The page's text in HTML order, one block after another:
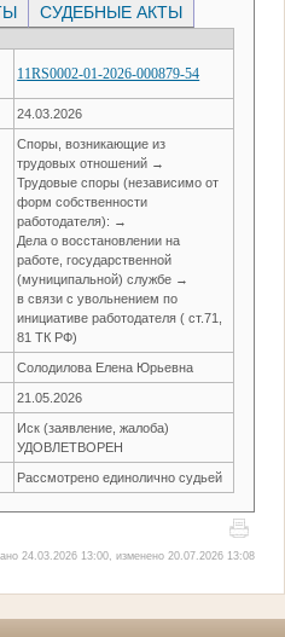
СУДЕБНЫЕ АКТЫ
11RS0002-01-2026-000879-54
24.03.2026
Споры, возникающие из
трудовых отношений →
Трудовые споры (независимо от
форм собственности
работодателя): →
Дела о восстановлении на
работе, государственной
(муниципальной) службе →
в связи с увольнением по
инициативе работодателя ( ст.71,
81 ТК РФ)
Солодилова Елена Юрьевна
21.05.2026
Иск (заявление, жалоба)
УДОВЛЕТВОРЕН
Рассмотрено единолично судьей
24.03.2026 13:00, изменено 20.07.2026 13:08